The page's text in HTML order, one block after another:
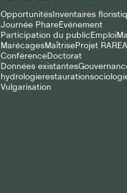
OpportunitésInventaires
Journée PhareÉvénement
Participation du publicEmploi
MarécagesMaîtriseProjet RARE
ConférenceDoctorat
Données existantes
hydrologierestauration
Vulgarisation